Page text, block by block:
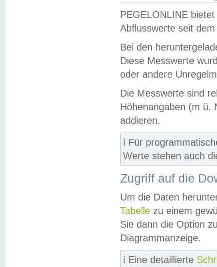
PEGELONLINE
Abflusswerte seit
Bei den
Diese Messwerte
oder andere
Die Messwerte sind
Höhenangaben (m ü.
addieren.
ℹ️ Für
Werte stehen auch
Zugriff auf die
Um die Daten
Tabelle zu einem
Sie dann die Option
Diagrammanzeige.
ℹ️ Eine detaillierte